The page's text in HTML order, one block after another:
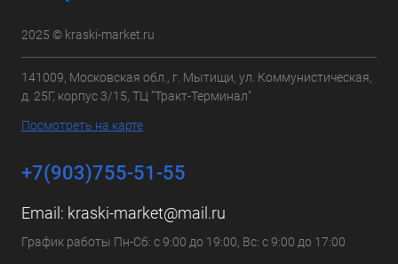
2025 © kraski-market.ru
141009, Московская обл., г. Мытищи, ул. Коммунистическая,
д. 25Г, корпус 3/15, ТЦ "Тракт-Терминал"
Посмотреть на карте
+7(903)755-51-55
Email: kraski-market@mail.ru
График работы Пн-Сб: с 9:00 до 19:00, Вс: с 9:00 до 17:00